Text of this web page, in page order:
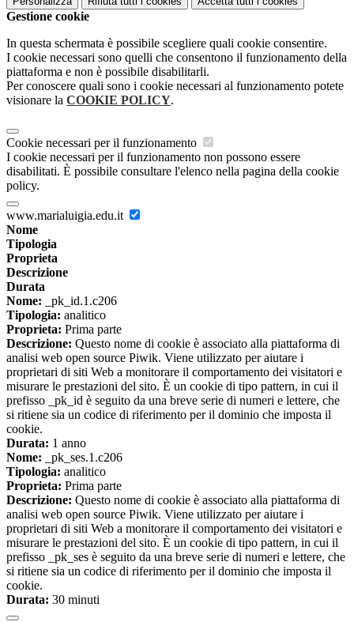
Gestione cookie
In questa schermata è possibile scegliere quali cookie consentire.
I cookie necessari sono quelli che consentono il funzionamento della
piattaforma e non è possibile disabilitarli.
Per conoscere quali sono i cookie necessari al funzionamento potete
visionare la COOKIE POLICY.
Cookie necessari per il funzionamento
I cookie necessari per il funzionamento non possono essere
disabilitati. È possibile consultare l'elenco nella pagina della cookie
policy.
www.marialuigia.edu.it
Nome
Tipologia
Proprieta
Descrizione
Durata
Nome: _pk_id.1.c206
Tipologia: analitico
Proprieta: Prima parte
Descrizione: Questo nome di cookie è associato alla piattaforma di
analisi web open source Piwik. Viene utilizzato per aiutare i
proprietari di siti Web a monitorare il comportamento dei visitatori e
misurare le prestazioni del sito. È un cookie di tipo pattern, in cui il
prefisso _pk_id è seguito da una breve serie di numeri e lettere, che
si ritiene sia un codice di riferimento per il dominio che imposta il
cookie.
Durata: 1 anno
Nome: _pk_ses.1.c206
Tipologia: analitico
Proprieta: Prima parte
Descrizione: Questo nome di cookie è associato alla piattaforma di
analisi web open source Piwik. Viene utilizzato per aiutare i
proprietari di siti Web a monitorare il comportamento dei visitatori e
misurare le prestazioni del sito. È un cookie di tipo pattern, in cui il
prefisso _pk_ses è seguito da una breve serie di numeri e lettere, che
si ritiene sia un codice di riferimento per il dominio che imposta il
cookie.
Durata: 30 minuti